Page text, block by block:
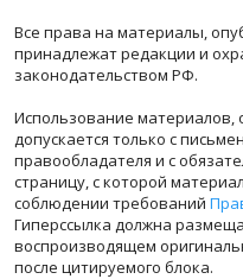
Все права на материалы,
принадлежат редакции и
законодательством РФ.
Использование материалов,
допускается только с
правообладателя и с
страницу, с которой
соблюдении требований
Гиперссылка должна
воспроизводящем
после цитируемого блока.